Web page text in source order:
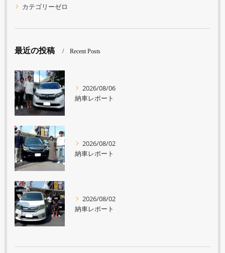
カテゴリーゼロ
最近の投稿 Recent Posts
2026/08/06
納車レポート
2026/08/02
納車レポート
2026/08/02
納車レポート